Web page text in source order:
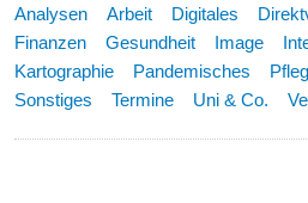
Analysen Arbeit Digitales
Finanzen
Gesundheit Image
Kartographie
Pandemisches
Sonstiges
Termine Uni & Co.